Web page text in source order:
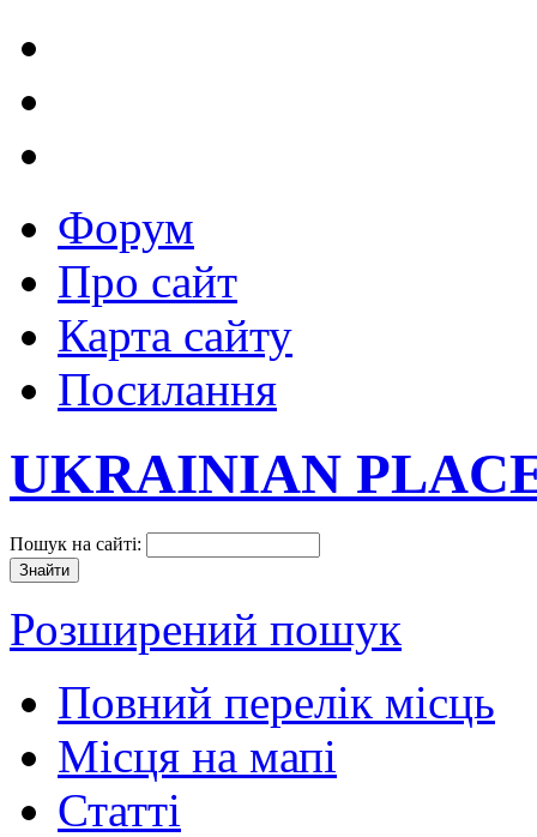
Форум
Про сайт
Карта сайту
Посилання
UKRAINIAN
Пошук на сайті:
Розширений пошук
Повний перелік місць
Місця на мапі
Статті